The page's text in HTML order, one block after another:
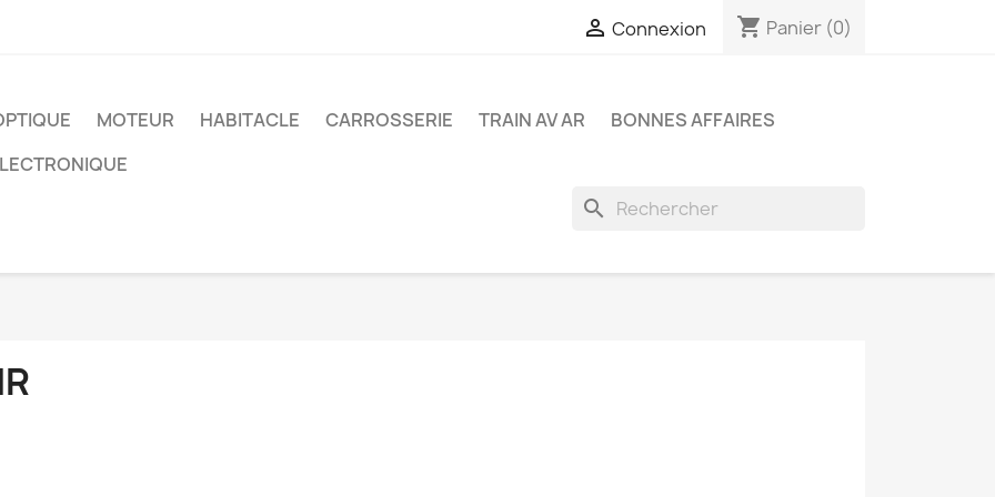
 Connexion shopping_cart Panier (0)
MOTEUR HABITACLE CARROSSERIE TRAIN AV AR
BONNES AFFAIRES
search